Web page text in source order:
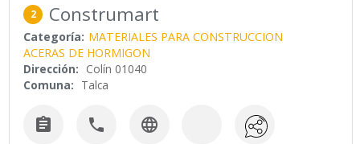
2 Construmart
Categoría: MATERIALES PARA CONSTRUCCION
ACERAS DE HORMIGON
Dirección: Colín 01040
Comuna: Talca
  